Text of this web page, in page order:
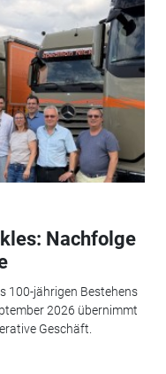
Nachfolge
100-jährigen Bestehens
2026 übernimmt
Geschäft.